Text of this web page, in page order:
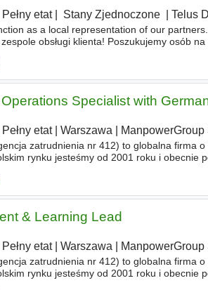
Pełny etat| Stany Zjednoczone Telus
as a local representation of our
obsługi klienta! Poszukujemy osób
Specialist with
Pełny etat| Warszawa ManpowerGroup
zatrudnienia nr 412) to globalna firma
rynku jesteśmy od 2001 roku i obecnie
& Learning Lead
Pełny etat| Warszawa ManpowerGroup
zatrudnienia nr 412) to globalna firma
rynku jesteśmy od 2001 roku i obecnie